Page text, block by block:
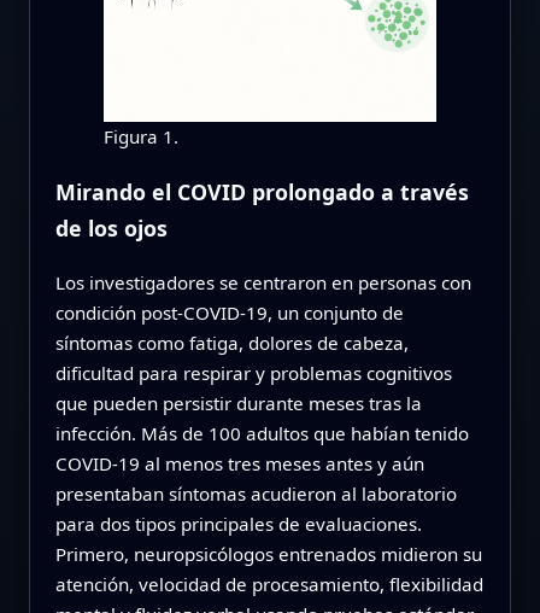
Figura 1.
Mirando el COVID prolongado a través
de los ojos
Los investigadores se centraron en personas con
condición post‑COVID‑19, un conjunto de
síntomas como fatiga, dolores de cabeza,
dificultad para respirar y problemas cognitivos
que pueden persistir durante meses tras la
infección. Más de 100 adultos que habían tenido
COVID‑19 al menos tres meses antes y aún
presentaban síntomas acudieron al laboratorio
para dos tipos principales de evaluaciones.
Primero, neuropsicólogos entrenados midieron su
atención, velocidad de procesamiento, flexibilidad